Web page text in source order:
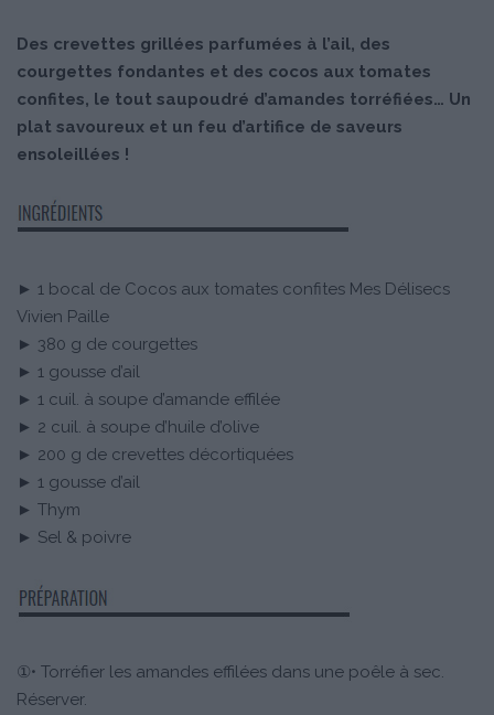
Des crevettes grillées parfumées à l’ail, des
courgettes fondantes et des cocos aux tomates
confites, le tout saupoudré d’amandes torréfiées… Un
plat savoureux et un feu d’artifice de saveurs
ensoleillées !
► 1 bocal de Cocos aux tomates confites Mes Délisecs
Vivien Paille
► 380 g de courgettes
► 1 gousse d’ail
► 1 cuil. à soupe d’amande effilée
► 2 cuil. à soupe d’huile d’olive
► 200 g de crevettes décortiquées
► 1 gousse d’ail
► Thym
► Sel & poivre
①• Torréfier les amandes effilées dans une poêle à sec.
Réserver.